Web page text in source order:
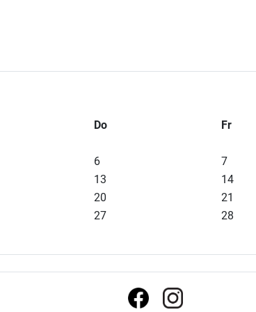
Do Fr
6 7
13 14
20 21
27 28